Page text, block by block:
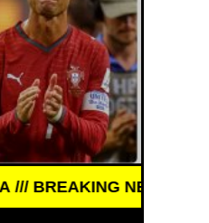
NEWS /// НОВОСТИ